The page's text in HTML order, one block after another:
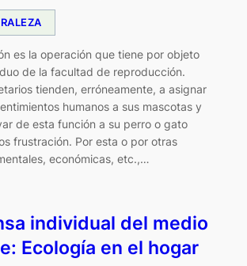
es la operación que tiene por objeto
de la facultad de reproducción.
tienden, erróneamente, a asignar
humanos a sus mascotas y
de esta función a su perro o gato
frustración. Por esta o por otras
económicas, etc.,…
individual del medio
Ecología en el hogar